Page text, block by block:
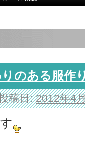
りのある服
稿日: 2012年4